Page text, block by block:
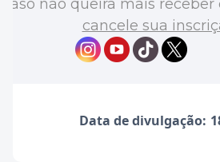
Caso não queira mais receber
cancele sua
Data de divulgação: